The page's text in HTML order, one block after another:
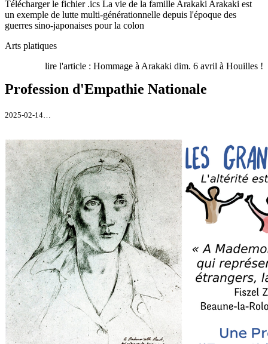
Télécharger le fichier .ics La vie de la famille Arakaki Arakaki est
un exemple de lutte multi-générationnelle depuis l'époque des
guerres sino-japonaises pour la colon
Arts platiques
lire l'article : Hommage à Arakaki dim. 6 avril à Houilles !
Profession d'Empathie Nationale
2025-02-14…